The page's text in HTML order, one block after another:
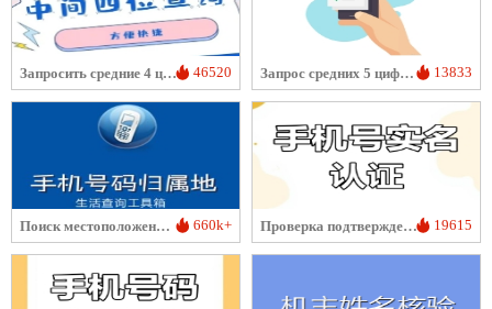
Запросить средние 4 цифры номера телефона 46520 Запрос средних 5 цифр номера телефона 13833
Поиск местоположения мобильного номера 660k+ Проверка подтверждения реального имени для номера телефона 19615